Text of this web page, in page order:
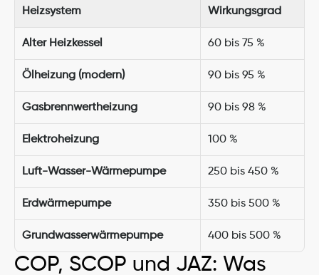
Heizsystem Wirkungsgrad
Alter Heizkessel 60 bis 75 %
Ölheizung (modern) 90 bis 95 %
Gasbrennwertheizung 90 bis 98 %
Elektroheizung 100 %
Luft-Wasser-Wärmepumpe 250 bis 450 %
Erdwärmepumpe 350 bis 500 %
Grundwasserwärmepumpe 400 bis 500 %
COP, SCOP und JAZ: Was